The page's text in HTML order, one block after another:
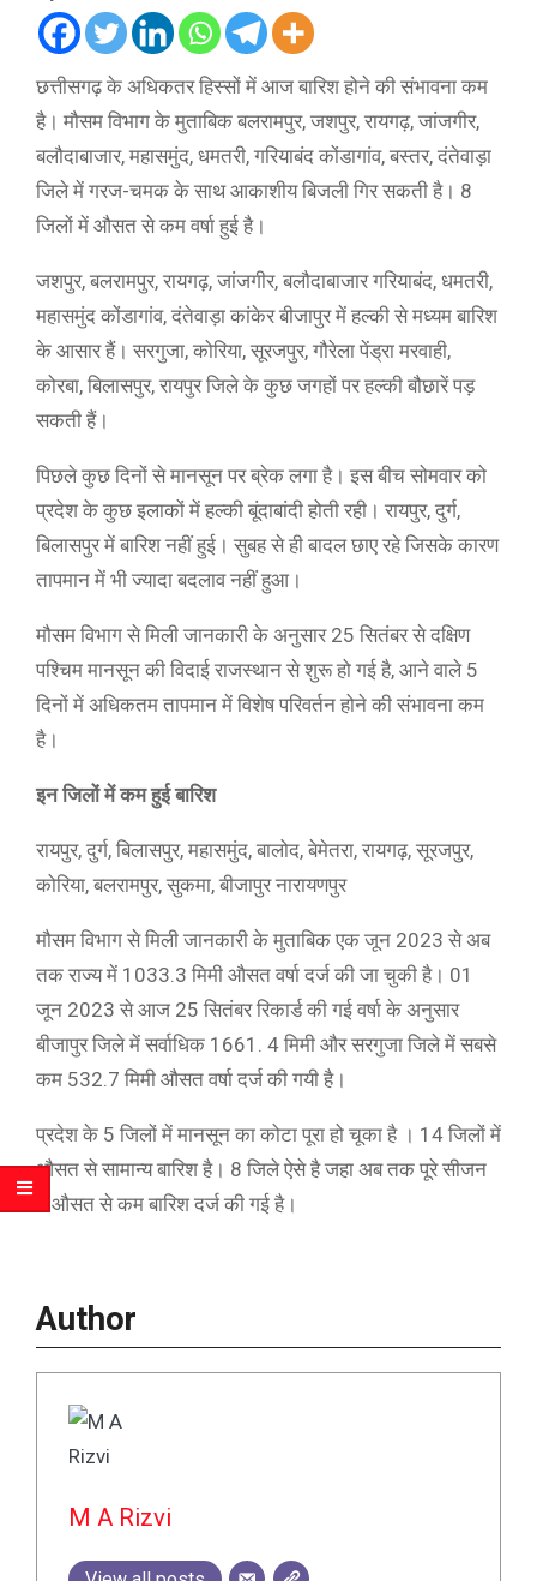
छत्तीसगढ़ के अधिकतर हिस्सों में आज बारिश होने की संभावना कम
है। मौसम विभाग के मुताबिक बलरामपुर, जशपुर, रायगढ़, जांजगीर,
बलौदाबाजार, महासमुंद, धमतरी, गरियाबंद कोंडागांव, बस्तर, दंतेवाड़ा
जिले में गरज-चमक के साथ आकाशीय बिजली ​गिर सकती है। 8
जिलों में औसत से कम वर्षा हुई है।
जशपुर, बलरामपुर, रायगढ़, जांजगीर, बलौदाबाजार गरियाबंद, धमतरी,
महासमुंद कोंडागांव, दंतेवाड़ा कांकेर बीजापुर में हल्की से मध्यम बारिश
के आसार हैं। सरगुजा, कोरिया, सूरजपुर, गौरेला पेंड्रा मरवाही,
कोरबा, बिलासपुर, रायपुर जिले के कुछ जगहों पर हल्की बौछारें पड़
सकती हैं।
पिछले कुछ दिनों से मानसून पर ब्रेक लगा है। इस बीच सोमवार को
प्रदेश के कुछ इलाकों में हल्की बूंदाबांदी होती रही। रायपुर, दुर्ग,
बिलासपुर में बारिश नहीं हुई। सुबह से ही बादल छाए रहे जिसके कारण
तापमान में भी ज्यादा बदलाव नहीं हुआ।
मौसम विभाग से मिली जानकारी के अनुसार 25 सितंबर से दक्षिण
पश्चिम मानसून की विदाई राजस्थान से शुरू हो गई है, आने वाले 5
दिनों में अधिकतम तापमान में विशेष परिवर्तन होने की संभावना कम
है।
​​​​​इन जिलों में कम हुई बारिश
रायपुर, दुर्ग, बिलासपुर, महासमुंद, बालोद, बेमेतरा, रायगढ़, सूरजपुर,
कोरिया, बलरामपुर, सुकमा, बीजापुर नारायणपुर
मौसम विभाग से मिली जानकारी के मुताबिक एक जून 2023 से अब
तक राज्य में 1033.3 मिमी औसत वर्षा दर्ज की जा चुकी है। 01
जून 2023 से आज 25 सितंबर रिकार्ड की गई वर्षा के अनुसार
बीजापुर जिले में सर्वाधिक 1661. 4 मिमी और सरगुजा जिले में सबसे
कम 532.7 मिमी औसत वर्षा दर्ज की गयी है।
प्रदेश के 5 जिलों में मानसून का कोटा पूरा हो चूका है । 14 जिलों में
औसत से सामान्य बारिश है। 8 जिले ऐसे है जहा अब तक पूरे सीजन
में औसत से कम बारिश दर्ज की गई है।
Author
M A Rizvi